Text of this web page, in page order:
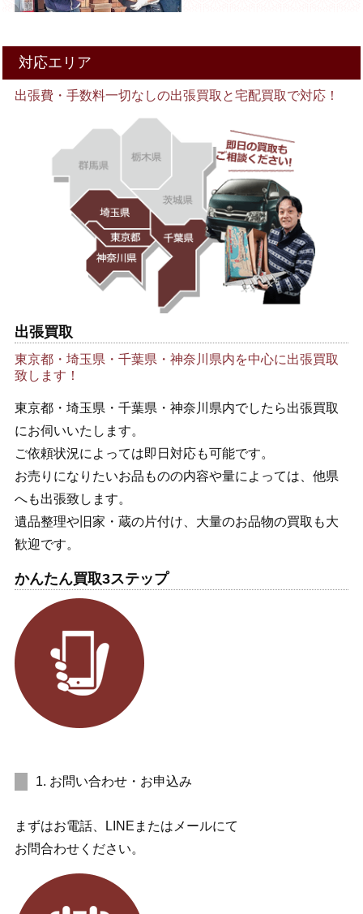
対応エリア
出張費・手数料一切なしの出張買取と宅配買取で対応！
出張買取
東京都・埼玉県・千葉県・神奈川県内を中心に出張買取
致します！
東京都・埼玉県・千葉県・神奈川県内でしたら出張買取
にお伺いいたします。
ご依頼状況によっては即日対応も可能です。
お売りになりたいお品ものの内容や量によっては、他県
へも出張致します。
遺品整理や旧家・蔵の片付け、大量のお品物の買取も大
歓迎です。
かんたん買取3ステップ
1. お問い合わせ・お申込み
まずはお電話、LINEまたはメールにて
お問合わせください。